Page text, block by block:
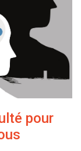
pour